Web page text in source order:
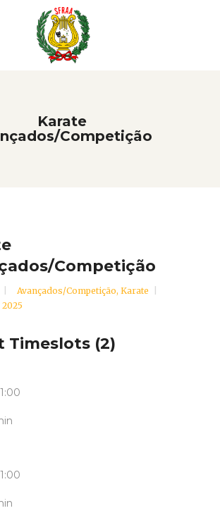
Karate
Competição
Competição
Avançados/Competição, Karate
Timeslots (2)